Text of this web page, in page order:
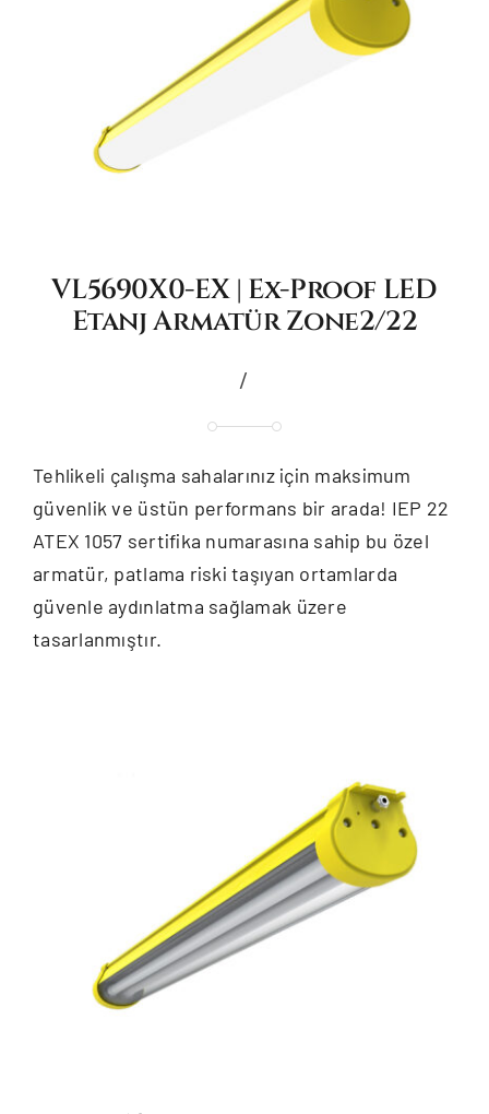
VL5690X0-EX | Ex-Proof LED
Etanj Armatür Zone2/22
/
Tehlikeli çalışma sahalarınız için maksimum
güvenlik ve üstün performans bir arada! IEP 22
ATEX 1057 sertifika numarasına sahip bu özel
armatür, patlama riski taşıyan ortamlarda
güvenle aydınlatma sağlamak üzere
tasarlanmıştır.